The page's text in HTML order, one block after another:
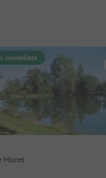
immédiate
Muret